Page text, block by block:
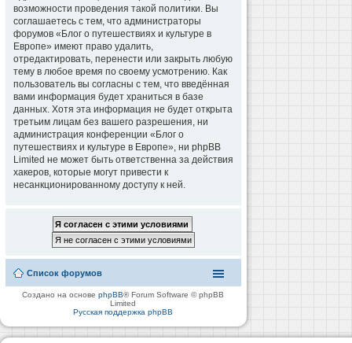
возможности проведения такой политики. Вы
соглашаетесь с тем, что администраторы
форумов «Блог о путешествиях и культуре в
Европе» имеют право удалить,
отредактировать, перенести или закрыть любую
тему в любое время по своему усмотрению. Как
пользователь вы согласны с тем, что введённая
вами информация будет храниться в базе
данных. Хотя эта информация не будет открыта
третьим лицам без вашего разрешения, ни
администрация конференции «Блог о
путешествиях и культуре в Европе», ни phpBB
Limited не может быть ответственна за действия
хакеров, которые могут привести к
несанкционированному доступу к ней.
Список форумов
Создано на основеphpBB® Forum Software © phpBB
Limited
Русская поддержка phpBB